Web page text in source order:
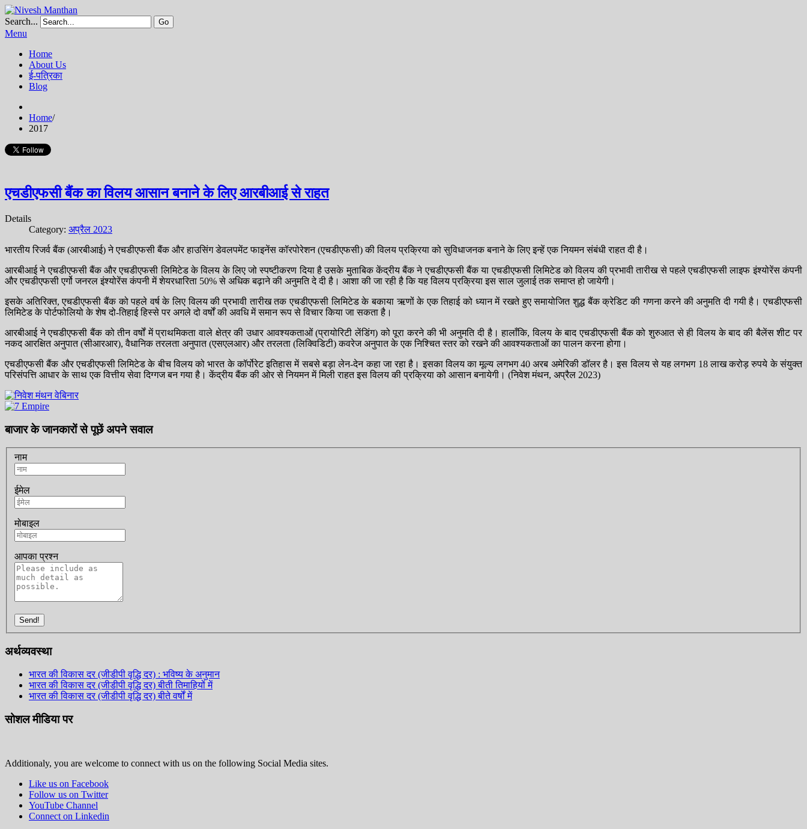
Search... Go
Menu
Home
About Us
ई-पत्रिका
Blog
Home/
2017
एचडीएफसी बैंक का विलय आसान बनाने के लिए आरबीआई से राहत
Details
Category: अप्रैल 2023
भारतीय रिजर्व बैंक (आरबीआई) ने एचडीएफसी बैंक और हाउसिंग डेवलपमेंट फाइनेंस कॉरपोरेशन (एचडीएफसी) की विलय प्रक्रिया को सुविधाजनक बनाने के लिए इन्हें एक नियमन संबंधी राहत दी है।
आरबीआई ने एचडीएफसी बैंक और एचडीएफसी लिमिटेड के विलय के लिए जो स्पष्टीकरण दिया है उसके मुताबिक केंद्रीय बैंक ने एचडीएफसी बैंक या एचडीएफसी लिमिटेड को विलय की प्रभावी तारीख से पहले एचडीएफसी लाइफ इंश्योरेंस कंपनी
और एचडीएफसी एर्गो जनरल इंश्योरेंस कंपनी में शेयरधारिता 50% से अधिक बढ़ाने की अनुमति दे दी है। आशा की जा रही है कि यह विलय प्रक्रिया इस साल जुलाई तक समाप्त हो जायेगी।
इसके अतिरिक्त, एचडीएफसी बैंक को पहले वर्ष के लिए विलय की प्रभावी तारीख तक एचडीएफसी लिमिटेड के बकाया ऋणों के एक तिहाई को ध्यान में रखते हुए समायोजित शुद्ध बैंक क्रेडिट की गणना करने की अनुमति दी गयी है। एचडीएफसी
लिमिटेड के पोर्टफोलियो के शेष दो-तिहाई हिस्से पर अगले दो वर्षों की अवधि में समान रूप से विचार किया जा सकता है।
आरबीआई ने एचडीएफसी बैंक को तीन वर्षों में प्राथमिकता वाले क्षेत्र की उधार आवश्यकताओं (प्रायोरिटी लेंडिंग) को पूरा करने की भी अनुमति दी है। हालाँकि, विलय के बाद एचडीएफसी बैंक को शुरुआत से ही विलय के बाद की बैलेंस शीट पर
नकद आरक्षित अनुपात (सीआरआर), वैधानिक तरलता अनुपात (एसएलआर) और तरलता (लिक्विडिटी) कवरेज अनुपात के एक निश्चित स्तर को रखने की आवश्यकताओं का पालन करना होगा।
एचडीएफसी बैंक और एचडीएफसी लिमिटेड के बीच विलय को भारत के कॉर्पोरेट इतिहास में सबसे बड़ा लेन-देन कहा जा रहा है। इसका विलय का मूल्य लगभग 40 अरब अमेरिकी डॉलर है। इस विलय से यह लगभग 18 लाख करोड़ रुपये के संयुक्त
परिसंपत्ति आधार के साथ एक वित्तीय सेवा दिग्गज बन गया है। केंद्रीय बैंक की ओर से नियमन में मिली राहत इस विलय की प्रक्रिया को आसान बनायेगी। (निवेश मंथन, अप्रैल 2023)
बाजार के जानकारों से पूछें अपने सवाल
नाम
ईमेल
मोबाइल
आपका प्रश्न
Send!
अर्थव्यवस्था
भारत की विकास दर (जीडीपी वृद्धि दर) : भविष्य के अनुमान
भारत की विकास दर (जीडीपी वृद्धि दर) बीती तिमाहियों में
भारत की विकास दर (जीडीपी वृद्धि दर) बीते वर्षों में
सोशल मीडिया पर
Additionaly, you are welcome to connect with us on the following Social Media sites.
Like us on Facebook
Follow us on Twitter
YouTube Channel
Connect on Linkedin